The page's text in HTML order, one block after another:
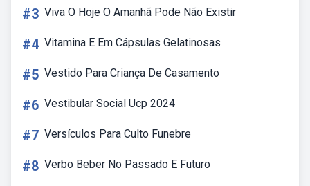
#3 Viva O Hoje O Amanhã Pode Não Existir
#4 Vitamina E Em Cápsulas Gelatinosas
#5 Vestido Para Criança De Casamento
#6 Vestibular Social Ucp 2024
#7 Versículos Para Culto Funebre
#8 Verbo Beber No Passado E Futuro